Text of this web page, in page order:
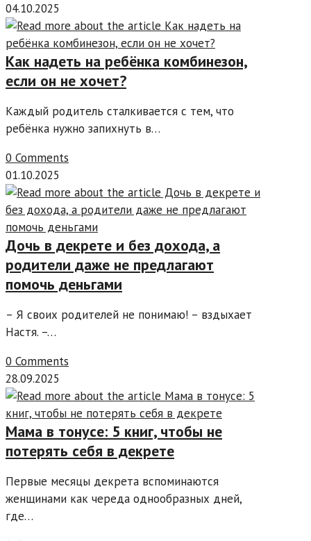
04.10.2025
Как надеть на ребёнка комбинезон,
если он не хочет?
Каждый родитель сталкивается с тем, что
ребёнка нужно запихнуть в…
0 Comments
01.10.2025
Дочь в декрете и без дохода, а
родители даже не предлагают
помочь деньгами
– Я своих родителей не понимаю! – вздыхает
Настя. –…
0 Comments
28.09.2025
Мама в тонусе: 5 книг, чтобы не
потерять себя в декрете
Первые месяцы декрета вспоминаются
женщинами как череда однообразных дней,
где…